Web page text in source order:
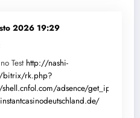
2026 19:29
Test http://nashi-
bitrix/rk.php?
adsence/get_ip.php?